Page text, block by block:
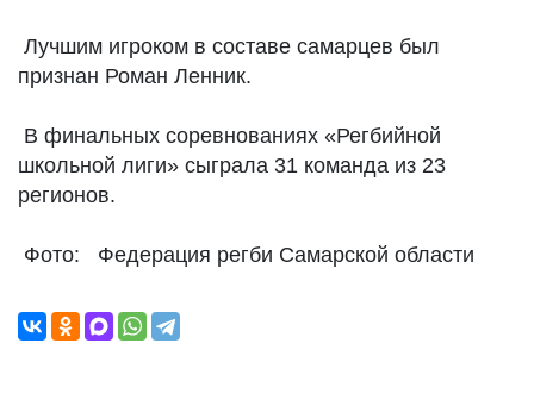
Лучшим игроком в составе самарцев был
признан Роман Ленник.
В финальных соревнованиях «Регбийной
школьной лиги» сыграла 31 команда из 23
регионов.
Фото: Федерация регби Самарской области